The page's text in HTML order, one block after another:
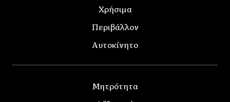
Χρήσιμα
Περιβάλλον
Αυτοκίνητο
Μητρότητα